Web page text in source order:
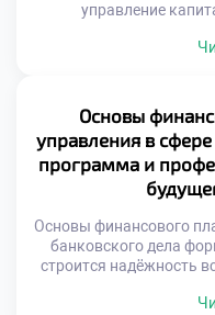
управление
возможным как личное
функционировать в
преимуществ
Основы
управления в
программа и
Основы финансового
банковского дела
строится надёжность
капитала, принимают